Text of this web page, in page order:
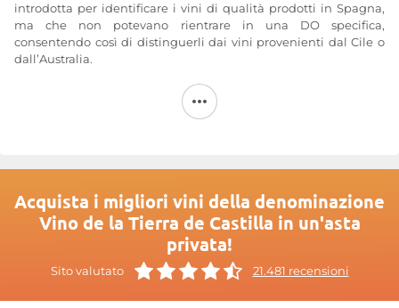
introdotta per identificare i vini di qualità prodotti in Spagna,
ma che non potevano rientrare in una DO specifica,
consentendo così di distinguerli dai vini provenienti dal Cile o
dall’Australia.
Data l’estensione della denominazione regionale, il Vino de la
Tierra Castilla comprende numerosi terroir e produce vini di
La denominazione«Vino de la Tierra Castilla»può riservare
piacevoli sorprese. I vini proposti da Cellers Genium, Vinos de
Arganza o dalle Bodegas Mauro - San Roman ne sono la prova
Acquista i migliori vini della denominazione
Vino de la Tierra de Castilla in un'asta
privata!
Sito valutato 21.481 recensioni